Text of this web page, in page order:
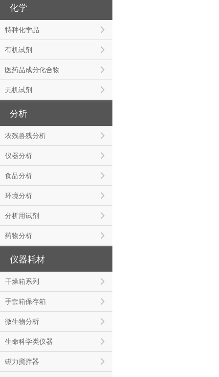
化学
特种化学品
有机试剂
医药品成分化合物
无机试剂
分析
农残兽残分析
仪器分析
食品分析
环境分析
分析用试剂
药物分析
仪器耗材
干燥箱系列
手套箱保存箱
微生物分析
生命科学类仪器
磁力搅拌器